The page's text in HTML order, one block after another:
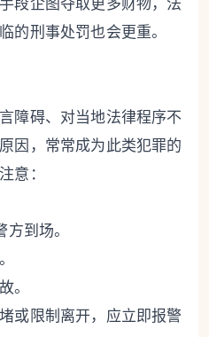
段企图夺取更多财物，法
的刑事处罚也会更重。
障碍、对当地法律程序不
因，常常成为此类犯罪的
意：
到场。
。
或限制离开，应立即报警